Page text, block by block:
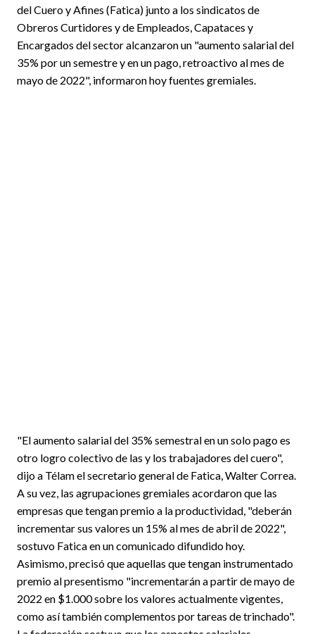
del Cuero y Afines (Fatica) junto a los sindicatos de
Obreros Curtidores y de Empleados, Capataces y
Encargados del sector alcanzaron un "aumento salarial del
35% por un semestre y en un pago, retroactivo al mes de
mayo de 2022", informaron hoy fuentes gremiales.
"El aumento salarial del 35% semestral en un solo pago es
otro logro colectivo de las y los trabajadores del cuero",
dijo a Télam el secretario general de Fatica, Walter Correa.
A su vez, las agrupaciones gremiales acordaron que las
empresas que tengan premio a la productividad, "deberán
incrementar sus valores un 15% al mes de abril de 2022",
sostuvo Fatica en un comunicado difundido hoy.
Asimismo, precisó que aquellas que tengan instrumentado
premio al presentismo "incrementarán a partir de mayo de
2022 en $1.000 sobre los valores actualmente vigentes,
como así también complementos por tareas de trinchado".